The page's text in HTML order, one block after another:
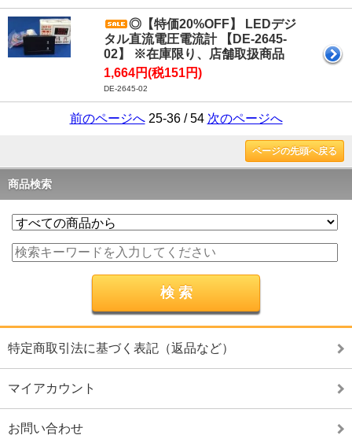
◎【特価20%OFF】 LEDデジ
タル直流電圧電流計 【DE-2645-
02】 ※在庫限り、店舗取扱商品
1,664円(税151円)
DE-2645-02
前のページへ25-36 / 54 次のページへ
ページの先頭へ戻る
商品検索
特定商取引法に基づく表記（返品など）
マイアカウント
お問い合わせ